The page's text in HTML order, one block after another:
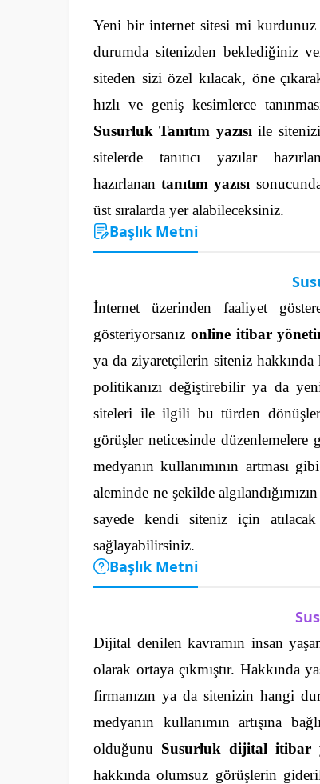
Yeni bir internet sitesi mi
durumda sitenizden beklediğiniz
siteden sizi özel kılacak, öne
hızlı ve geniş kesimlerce
Susurluk Tanıtım yazısı ile
sitelerde tanıtıcı yazılar
hazırlanantanıtım yazısı
üst sıralarda yer alabileceksiniz.
Başlık Metni
İnternet üzerinden faaliyet
gösteriyorsanız online itibar
ya da ziyaretçilerin siteniz hakkında
politikanızı değiştirebilir ya da
siteleri ile ilgili bu türden
görüşler neticesinde düzenlemelere
medyanın kullanımının artması
aleminde ne şekilde
sayede kendi siteniz için
sağlayabilirsiniz.
Başlık Metni
Dijital denilen kavramın insan
olarak ortaya çıkmıştır. Hakkında
firmanızın ya da sitenizin hangi
medyanın kullanımın artışına
olduğunu Susurluk dijital itibar
hakkında olumsuz görüşlerin